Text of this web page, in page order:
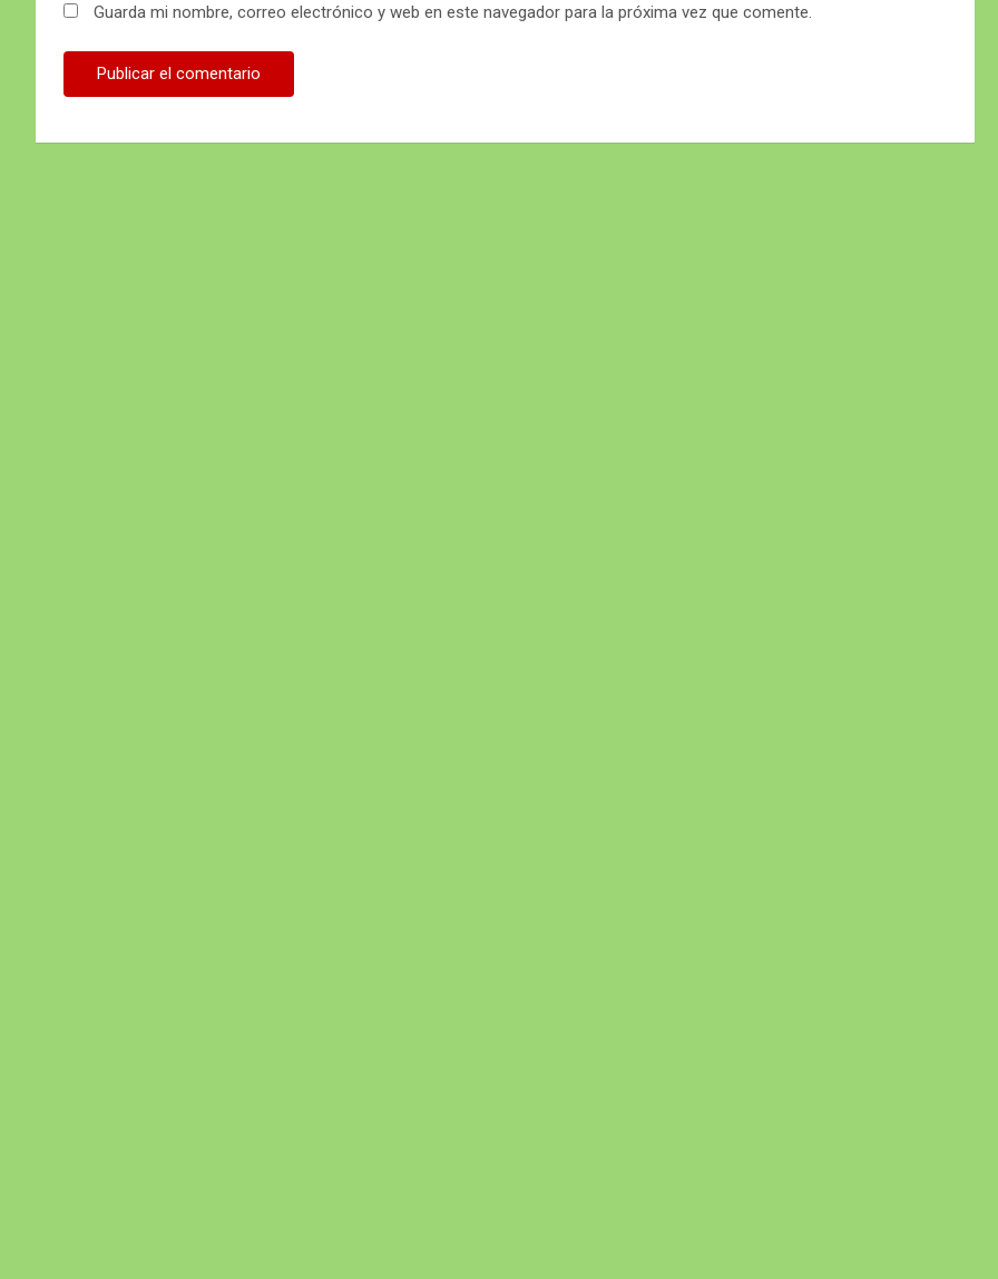
Guarda mi nombre, correo electrónico y web en este navegador para la próxima vez que comente.